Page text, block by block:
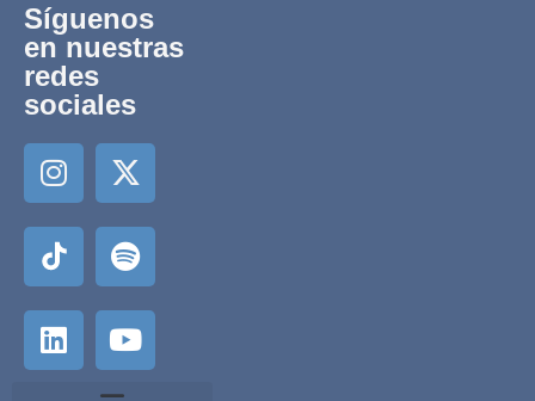
Síguenos
en nuestras
redes
sociales